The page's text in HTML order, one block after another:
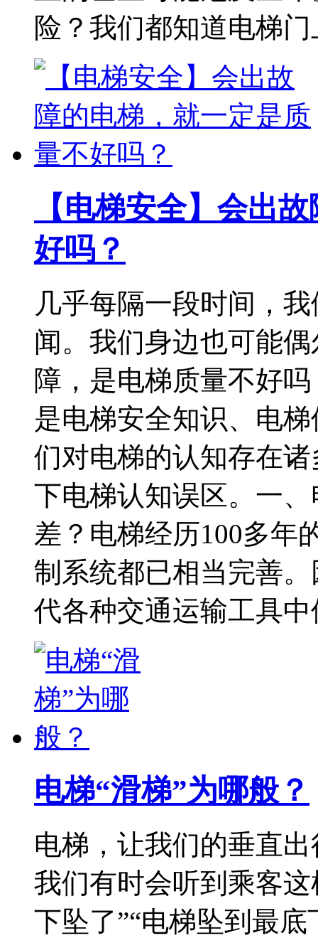
险？我们都知道电梯
【电梯安全】会出
好吗？
几乎每隔一段时间，
闻。我们身边也可能
障，是电梯质量不好
是电梯安全知识、电
们对电梯的认知存在
下电梯认知误区。一
差？电梯经历100多年
制系统都已相当完善
代各种交通运输工具
电梯“滑梯”为哪般？
电梯，让我们的垂直
我们有时会听到乘客
下坠了”“电梯坠到最